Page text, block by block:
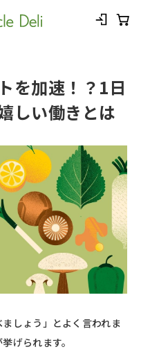
を加速！？1日
しい働きとは
しょう」とよく言われま
げられます。